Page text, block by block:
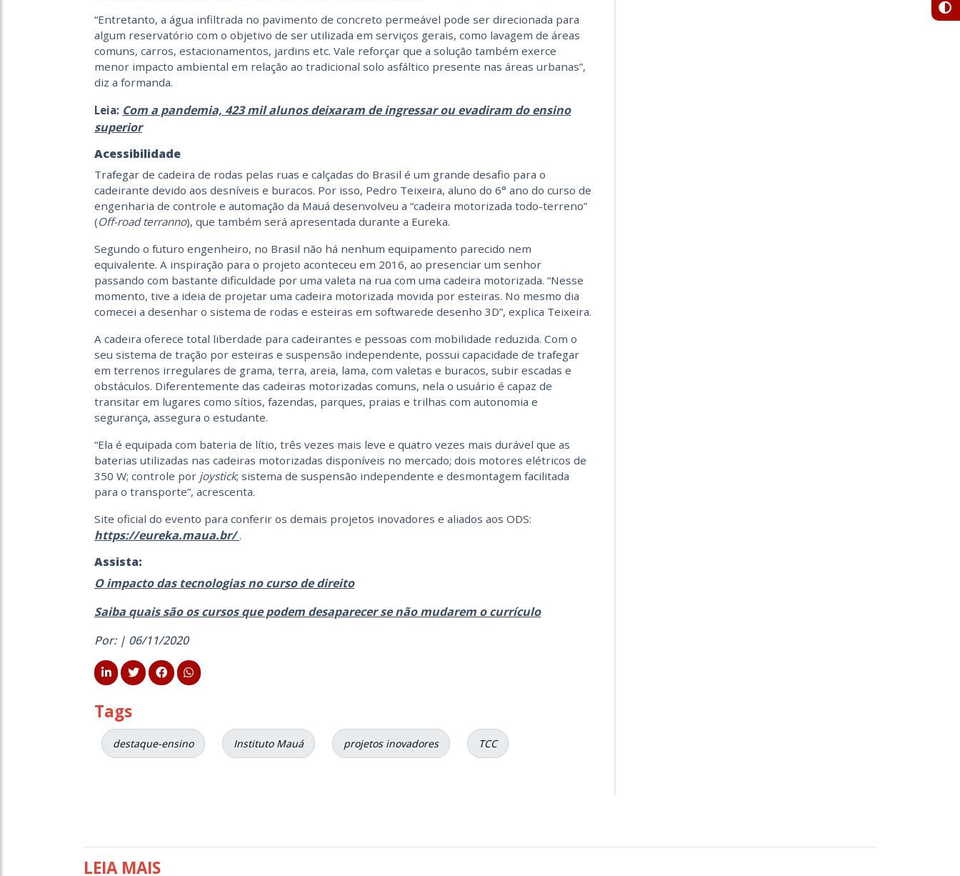
“Entretanto, a água infiltrada no pavimento de concreto permeável pode ser direcionada para
algum reservatório com o objetivo de ser utilizada em serviços gerais, como lavagem de áreas
comuns, carros, estacionamentos, jardins etc. Vale reforçar que a solução também exerce
menor impacto ambiental em relação ao tradicional solo asfáltico presente nas áreas urbanas”,
diz a formanda.
Leia: Com a pandemia, 423 mil alunos deixaram de ingressar ou evadiram do ensino
superior
Acessibilidade
Trafegar de cadeira de rodas pelas ruas e calçadas do Brasil é um grande desafio para o
cadeirante devido aos desníveis e buracos. Por isso, Pedro Teixeira, aluno do 6° ano do curso de
engenharia de controle e automação da Mauá desenvolveu a “cadeira motorizada todo-terreno”
(Off-road terranno), que também será apresentada durante a Eureka.
Segundo o futuro engenheiro, no Brasil não há nenhum equipamento parecido nem
equivalente. A inspiração para o projeto aconteceu em 2016, ao presenciar um senhor
passando com bastante dificuldade por uma valeta na rua com uma cadeira motorizada. “Nesse
momento, tive a ideia de projetar uma cadeira motorizada movida por esteiras. No mesmo dia
comecei a desenhar o sistema de rodas e esteiras em softwarede desenho 3D”, explica Teixeira.
A cadeira oferece total liberdade para cadeirantes e pessoas com mobilidade reduzida. Com o
seu sistema de tração por esteiras e suspensão independente, possui capacidade de trafegar
em terrenos irregulares de grama, terra, areia, lama, com valetas e buracos, subir escadas e
obstáculos. Diferentemente das cadeiras motorizadas comuns, nela o usuário é capaz de
transitar em lugares como sítios, fazendas, parques, praias e trilhas com autonomia e
segurança, assegura o estudante.
“Ela é equipada com bateria de lítio, três vezes mais leve e quatro vezes mais durável que as
baterias utilizadas nas cadeiras motorizadas disponíveis no mercado; dois motores elétricos de
350 W; controle por joystick; sistema de suspensão independente e desmontagem facilitada
para o transporte”, acrescenta.
Site oficial do evento para conferir os demais projetos inovadores e aliados aos ODS:
https://eureka.maua.br/.
Assista:
O impacto das tecnologias no curso de direito
Saiba quais são os cursos que podem desaparecer se não mudarem o currículo
Por: | 06/11/2020
Tags
destaque-ensino Instituto Mauá projetos inovadores TCC
LEIA MAIS